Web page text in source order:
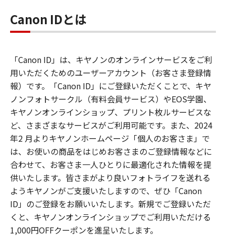
Canon IDとは
「Canon ID」は、キヤノンのオンラインサービスをご利
用いただくためのユーザーアカウント（お客さま登録情
報）です。「Canon ID」にご登録いただくことで、キヤ
ノンフォトサークル（有料会員サービス）やEOS学園、
キヤノンオンラインショップ、プリント枚ルサービスな
ど、さまざまなサービスがご利用可能です。また、2024
年2 月よりキヤノンホームページ「個人のお客さま」で
は、お使いの商品をはじめお客さまのご登録情報などに
合わせて、お客さま一人ひとりに最適化された情報を提
供いたします。皆さまがより良いフォトライフを送れる
ようキヤノンがご支援いたしますので、ぜひ「Canon
ID」のご登録をお願いいたします。新規でご登録いただ
くと、キヤノンオンラインショップでご利用いただける
1,000円OFFクーポンを進呈いたします。